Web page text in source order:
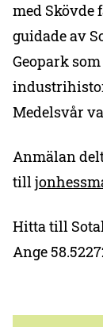
med Skövde
guidade av
Geopark
Medelsvår
Anmälan
till
Hitta till
Ange